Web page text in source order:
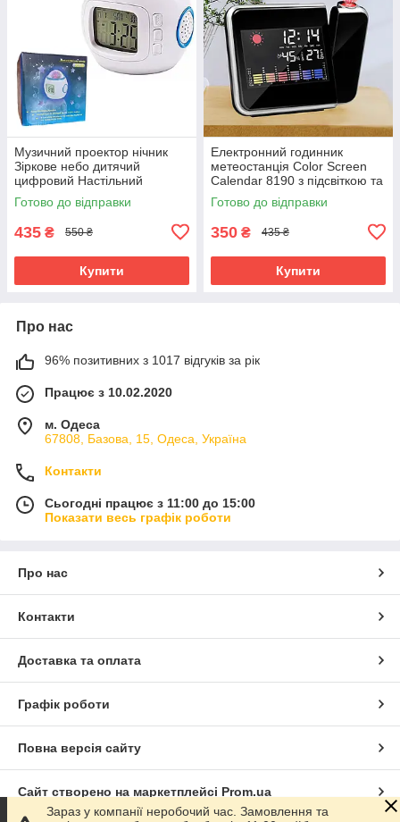
Музичний проектор нічник
Зіркове небо дитячий
цифровий Настільний
годинник будильник Starry
Sky and calendar
Готово до відправки
435 ₴ 550 ₴
Купити
Електронний годинник
метеостанція Сolor Screen
Calendar 8190 з підсвіткою та
проекцією часу настільний
Готово до відправки
350 ₴ 435 ₴
Купити
Про нас
96% позитивних з 1017 відгуків за рік
Працює з 10.02.2020
м. Одеса
67808, Базова, 15, Одеса, Україна
Контакти
Сьогодні працює з 11:00 до 15:00
Показати весь графік роботи
Про нас
Контакти
Доставка та оплата
Графік роботи
Повна версія сайту
Сайт створено на маркетплейсі Prom.ua
Зараз у компанії неробочий час. Замовлення та